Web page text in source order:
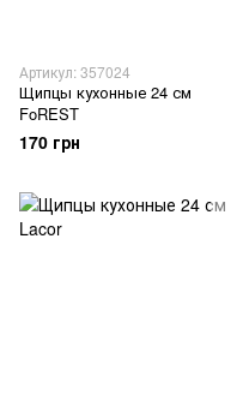
Артикул: 357024
Щипцы кухонные 24 см
FoREST
170 грн